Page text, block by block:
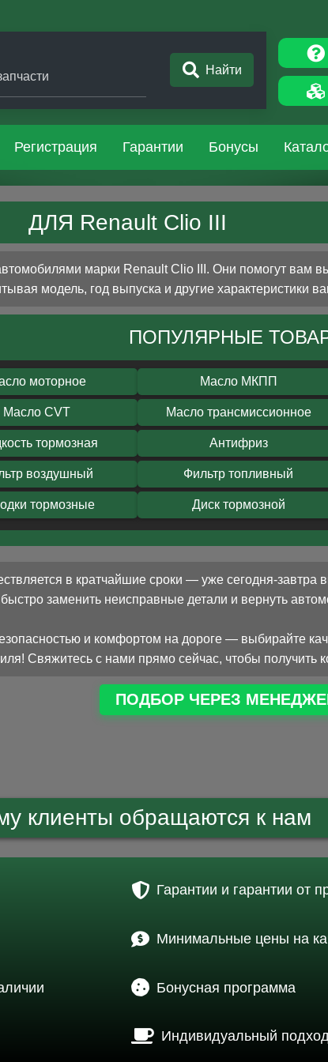
Найти
Регистрация Гарантии Бонусы
ДЛЯ Renault Clio III
марки Renault Clio III. Они помогут вам
модель, год выпуска и другие характеристики
ПОПУЛЯРНЫЕ
моторное Масло МКПП
Масло CVT Масло трансмиссионное
тормозная Антифриз
воздушный Фильтр топливный
тормозные Диск тормозной
в кратчайшие сроки — уже сегодня-завтра
заменить неисправные детали и вернуть
и комфортом на дороге — выбирайте
Свяжитесь с нами прямо сейчас, чтобы получить
ПОДБОР ЧЕРЕЗ
клиенты обращаются к нам
Гарантии и гарантии от
Минимальные цены на
Бонусная программа
Индивидуальный